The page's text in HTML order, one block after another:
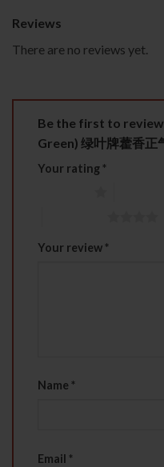
Reviews
There are no reviews yet.
Be the first to review
Green) 绿叶牌藿香正
Your rating*
Your review*
Name *
Email *